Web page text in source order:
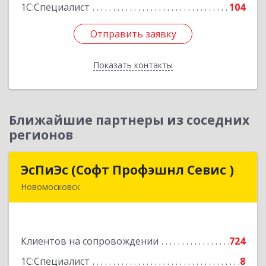
1С:Специалист
104
Отправить заявку
Показать контакты
Отправить заявку
Назад
Ближайшие партнеры из соседних
регионов
ЭсПиЭс (Софт Профэшнл Севис )
Новомосковск
Клиентов на сопровождении
724
1С:Специалист
8
ЭсПиЭс (Софт Профэшнл Севис )
Подробнее